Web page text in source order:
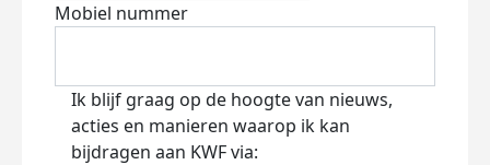
Mobiel nummer
Ik blijf graag op de hoogte van nieuws,
acties en manieren waarop ik kan
bijdragen aan KWF via: